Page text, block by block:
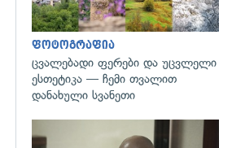
ფოტოგრაფია
ცვალებადი ფერები და უცვლელი
ესთეტიკა — ჩემი თვალით
დანახული სვანეთი